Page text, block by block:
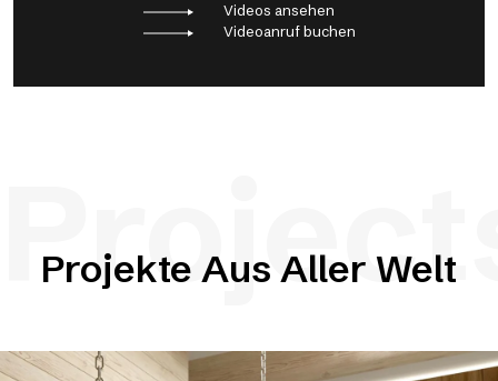
Videos ansehen
Videoanruf buchen
Projekte Aus Aller Welt